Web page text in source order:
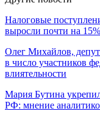
Налоговые
выросли почти на 15%
Олег Михайлов,
в число участников
влиятельности
Мария Бутина
РФ: мнение